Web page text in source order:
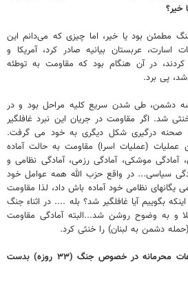
خیر؟
مطمئن بود یا خیر، اما چیزی که می‌دانم این
عربستان بیانیه صادر کرد، آمریکا و
کردند، در آن هنگام بود که مقاومت به توطئه
پی برد.
دشمن، طی شدن سریع کلیه مراحل بود و در
شد. اگر مقاومت در جریان این نبرد غافلگیر
صحنه درگیری شکل دیگری به خود می گرفت.
عملیات (عملیات اسرا) مقاومت به حالت آماده
آمادگی موشکی، آمادگی رزمی، آمادگی نظامی و
سیاسی... در واقع حزب الله همه عوامل خود
یگانهای نظامی خود آماده باش داد، لذا مقاومت
اینکه بگوییم آیا غافلگیر شد؟ بله .... در اثناء جنگ
و به وضوح روشن شد...البته آمادگی مقاومت
دشمن به لبنان) را خنثی کرد.
حاج وفیق آیا در آن زمان اطلاعات محرمانه در خصوص جنگ (۳۳ روزه) بدست